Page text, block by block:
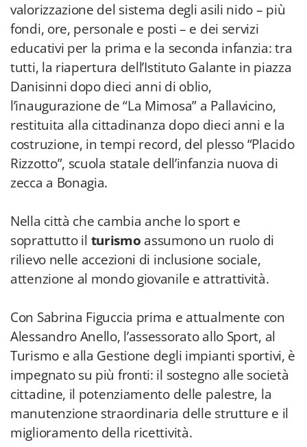
valorizzazione del sistema degli asili nido – più
fondi, ore, personale e posti – e dei servizi
educativi per la prima e la seconda infanzia: tra
tutti, la riapertura dell’Istituto Galante in piazza
Danisinni dopo dieci anni di oblio,
l’inaugurazione de “La Mimosa” a Pallavicino,
restituita alla cittadinanza dopo dieci anni e la
costruzione, in tempi record, del plesso “Placido
Rizzotto”, scuola statale dell’infanzia nuova di
zecca a Bonagia.
Nella città che cambia anche lo sport e
soprattutto il turismo assumono un ruolo di
rilievo nelle accezioni di inclusione sociale,
attenzione al mondo giovanile e attrattività.
Con Sabrina Figuccia prima e attualmente con
Alessandro Anello, l’assessorato allo Sport, al
Turismo e alla Gestione degli impianti sportivi, è
impegnato su più fronti: il sostegno alle società
cittadine, il potenziamento delle palestre, la
manutenzione straordinaria delle strutture e il
miglioramento della ricettività.